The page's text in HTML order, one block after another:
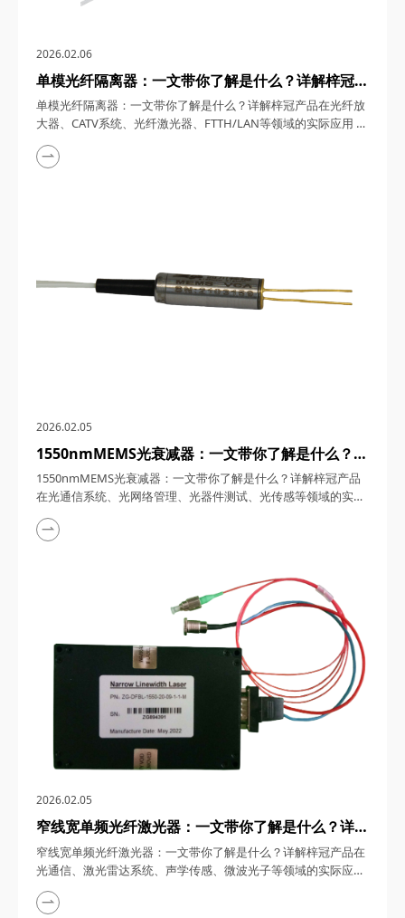
2026.02.06
单模光纤隔离器：一文带你了解是什么？详解梓冠产
品在光纤放大器、CATV系统、光纤激光器、
FTTH/LAN等领域的实际应用
单模光纤隔离器：一文带你了解是什么？详解梓冠产品在光纤放
大器、CATV系统、光纤激光器、FTTH/LAN等领域的实际应用
单模光纤隔离器，作为保障系统稳定性的关键器件，在光通信技
术飞速发展的今天，凭借军工级品质与创新设计，成为光纤放大
2026.02.05
1550nmMEMS光衰减器：一文带你了解是什么？详
解梓冠产品在光通信系统、光网络管理、光器件测
试、光传感等领域的实际应用
1550nmMEMS光衰减器：一文带你了解是什么？详解梓冠产品
在光通信系统、光网络管理、光器件测试、光传感等领域的实际
应用 1550nm MEMS光衰减器，在光通信与光传感技术高速发展
的今天，凭借其微米级精度、纳秒级响应及高度集成化设计，成
设计重新定义光信号控制标准。&nb...
2026.02.05
窄线宽单频光纤激光器：一文带你了解是什么？详解
梓冠产品在光通信、激光雷达系统、声学传感、微波
光子等领域的实际应用
窄线宽单频光纤激光器：一文带你了解是什么？详解梓冠产品在
光通信、激光雷达系统、声学传感、微波光子等领域的实际应用
窄线宽单频光纤激光器，在光通信、量子传感、高精度测量等前
沿领域，凭借其亚千赫兹级线宽、超低相位噪声及全光纤化设